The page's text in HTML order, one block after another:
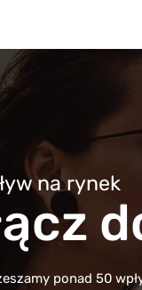
na rynek
ponad 50